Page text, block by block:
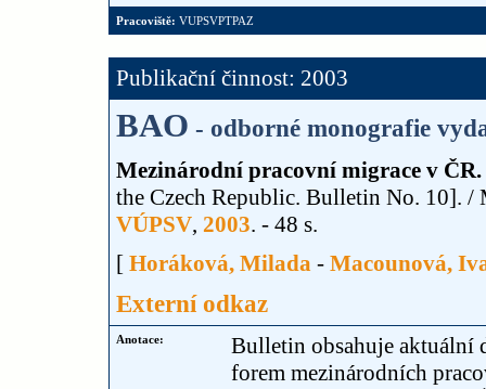
Pracoviště: VUPSVPTPAZ
Publikační činnost: 2003
BAO - odborné monografie
Mezinárodní pracovní migrace v
the Czech Republic. Bulletin No. 10]. /
VÚPSV, 2003. - 48 s.
[ Horáková, Milada - Macounová,
Externí odkaz
Anotace:
Bulletin obsahuje aktuální
forem mezinárodních